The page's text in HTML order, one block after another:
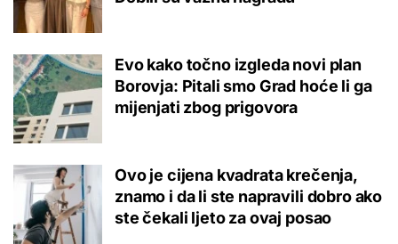
Evo kako točno izgleda novi plan
Borovja: Pitali smo Grad hoće li ga
mijenjati zbog prigovora
Ovo je cijena kvadrata krečenja,
znamo i da li ste napravili dobro ako
ste čekali ljeto za ovaj posao